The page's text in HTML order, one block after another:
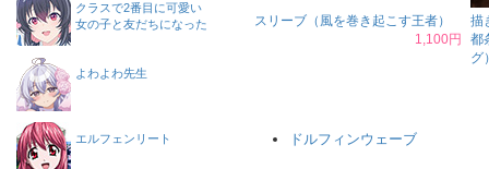
スリーブ（風を巻き起こす王者）
1,100円
描
都
グ
ドルフィンウェーブ
クラスで2番目に可愛い
女の子と友だちになった
よわよわ先生
エルフェンリート